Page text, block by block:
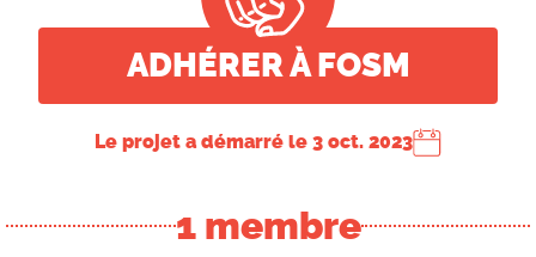
ADHÉRER À FOSM
Le projet a démarré le 3 oct. 2023
1 membre